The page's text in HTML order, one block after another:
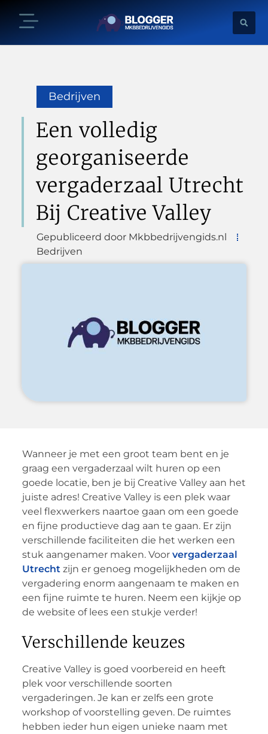
Bedrijven
Een volledig
georganiseerde
vergaderzaal Utrecht
Bij Creative Valley
Gepubliceerd door Mkbbedrijvengids.nl
Bedrijven
Wanneer je met een groot team bent en je
graag een vergaderzaal wilt huren op een
goede locatie, ben je bij Creative Valley aan het
juiste adres! Creative Valley is een plek waar
veel flexwerkers naartoe gaan om een goede
en fijne productieve dag aan te gaan. Er zijn
verschillende faciliteiten die het werken een
stuk aangenamer maken. Voor vergaderzaal
Utrechtzijn er genoeg mogelijkheden om de
vergadering enorm aangenaam te maken en
een fijne ruimte te huren. Neem een kijkje op
de website of lees een stukje verder!
Verschillende keuzes
Creative Valley is goed voorbereid en heeft
plek voor verschillende soorten
vergaderingen. Je kan er zelfs een grote
workshop of voorstelling geven. De ruimtes
hebben ieder hun eigen unieke naam met